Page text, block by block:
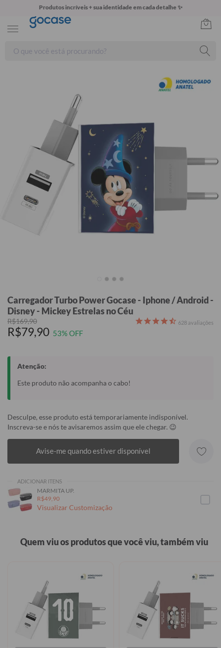
Produtos incríveis + sua identidade em cada detalhe ✨
Carregador Turbo Power Gocase - Iphone / Android -
Disney - Mickey Estrelas no Céu
R$169,90
R$79,90 53% OFF
628 avaliações
Atenção:
Este produto não acompanha o cabo!
Desculpe, esse produto está temporariamente indisponível.
Inscreva-se e nós te avisaremos assim que ele chegar. 😉
Avise-me quando estiver disponível
ADICIONAR ITENS
MARMITA UP.
R$49,90
Visualizar Customização
Quem viu os produtos que você viu, também viu